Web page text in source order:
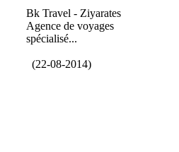
Bk Travel - Ziyarates
Agence de voyages
spécialisé...
(22-08-2014)